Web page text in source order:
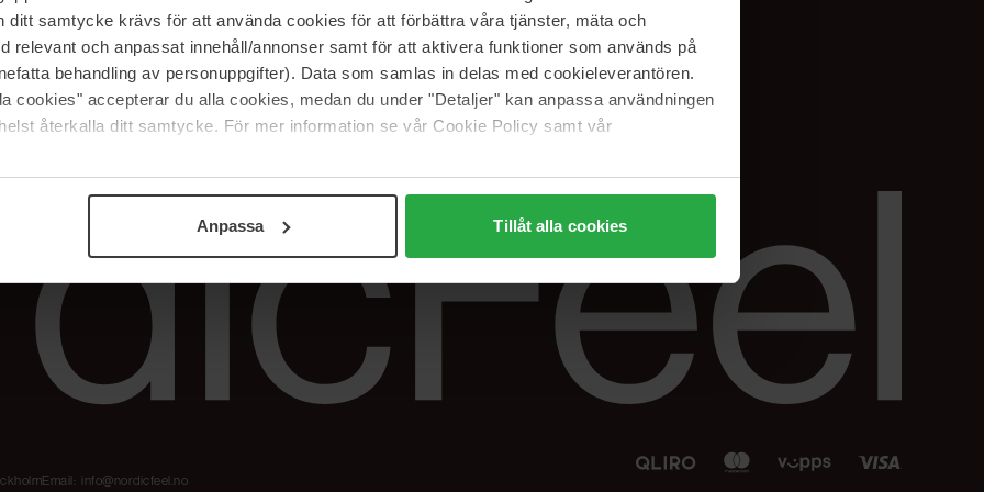
ditt samtycke krävs för att använda cookies för att förbättra våra tjänster, mäta och
relevant och anpassat innehåll/annonser samt för att aktivera funktioner som används på
behandling av personuppgifter). Data som samlas in delas med cookieleverantören.
cookies" accepterar du alla cookies, medan du under "Detaljer" kan anpassa användningen
återkalla ditt samtycke. För mer information se vår Cookie Policy samt vår
Anpassa Tillåt alla cookies
The Beauty Edit
Jobb hos oss
Samarbeidspartner
Spor bestillingen min
Retur og reklamasjon
Blush har blitt
Nordicfeel
Instagram
Linkedin
Email: info@nordicfeel.no